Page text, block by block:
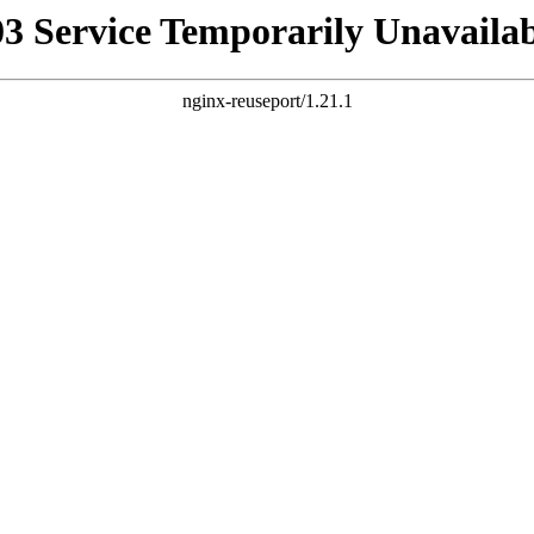
Service Temporarily
nginx-reuseport/1.21.1